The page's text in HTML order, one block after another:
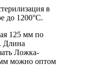
в
до 1200°С.
125 мм по
Длина
Ложка-
можно оптом